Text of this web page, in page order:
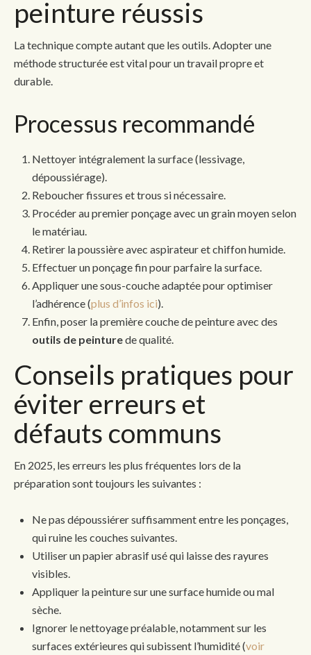
peinture réussis
La technique compte autant que les outils. Adopter une
méthode structurée est vital pour un travail propre et
durable.
Processus recommandé
Nettoyer intégralement la surface (lessivage,
dépoussiérage).
Reboucher fissures et trous si nécessaire.
Procéder au premier ponçage avec un grain moyen selon
le matériau.
Retirer la poussière avec aspirateur et chiffon humide.
Effectuer un ponçage fin pour parfaire la surface.
Appliquer une sous-couche adaptée pour optimiser
l’adhérence (plus d’infos ici).
Enfin, poser la première couche de peinture avec des
outils de peinturede qualité.
Conseils pratiques pour
éviter erreurs et
défauts communs
En 2025, les erreurs les plus fréquentes lors de la
préparation sont toujours les suivantes :
Ne pas dépoussiérer suffisamment entre les ponçages,
qui ruine les couches suivantes.
Utiliser un papier abrasif usé qui laisse des rayures
visibles.
Appliquer la peinture sur une surface humide ou mal
sèche.
Ignorer le nettoyage préalable, notamment sur les
surfaces extérieures qui subissent l’humidité (voir